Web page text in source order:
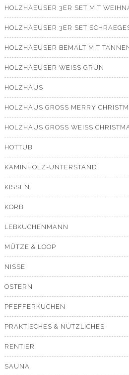
HOLZHAEUSER 3ER SET MIT
HOLZHAEUSER 3ER SET
HOLZHAEUSER BEMALT MIT
HOLZHAEUSER WEISS GRÜN
HOLZHAUS
HOLZHAUS GROSS MERRY
HOLZHAUS GROSS WEISS
HOTTUB
KAMINHOLZ-UNTERSTAND
KISSEN
KORB
LEBKUCHENMANN
MÜTZE & LOOP
NISSE
OSTERN
PFEFFERKUCHEN
PRAKTISCHES & NÜTZLICHES
RENTIER
SAUNA